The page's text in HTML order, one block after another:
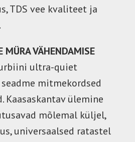
TDS vee kvaliteet ja
VÄHENDAMISE
ultra-quiet
mitmekordsed
ülemine
mõlemal küljel,
universaalsed ratastel